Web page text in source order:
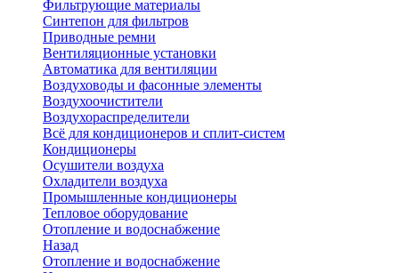
Фильтрующие материалы
Синтепон для фильтров
Приводные ремни
Вентиляционные установки
Автоматика для вентиляции
Воздуховоды и фасонные элементы
Воздухоочистители
Воздухораспределители
Всё для кондиционеров и сплит-систем
Кондиционеры
Осушители воздуха
Охладители воздуха
Промышленные кондиционеры
Тепловое оборудование
Отопление и водоснабжение
Назад
Отопление и водоснабжение